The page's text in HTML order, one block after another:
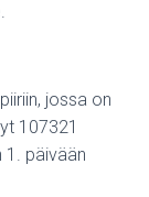
jossa on
107321
päivään